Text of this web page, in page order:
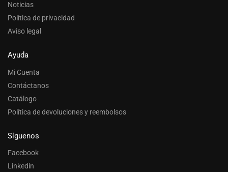
Noticias
Política de privacidad
Aviso legal
Ayuda
Mi Cuenta
Contáctanos
Catálogo
Política de devoluciones y reembolsos
Síguenos
Facebook
Linkedin